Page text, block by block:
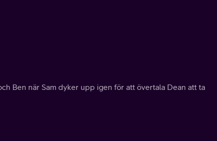
Ben när Sam dyker upp igen för att övertala Dean att ta